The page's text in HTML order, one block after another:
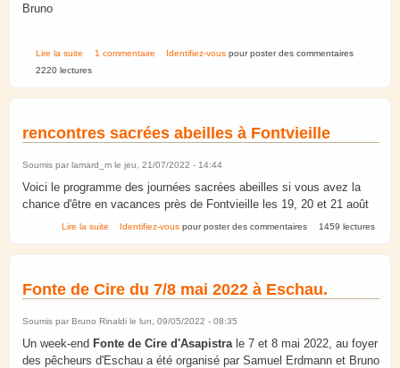
Bruno
Lire la suite de Stand à la Fête de la science 7-9 octobre Lingolsheim
1 commentaire Identifiez-vous pour poster des commentaires
2220 lectures
rencontres sacrées abeilles à Fontvieille
Soumis par lamard_m le jeu, 21/07/2022 - 14:44
Voici le programme des journées sacrées abeilles si vous avez la
chance d'être en vacances près de Fontvieille les 19, 20 et 21 août
Lire la suite de rencontres sacrées abeilles à Fontvieille
Identifiez-vous pour poster des commentaires 1459 lectures
Fonte de Cire du 7/8 mai 2022 à Eschau.
Soumis par Bruno Rinaldi le lun, 09/05/2022 - 08:35
Un week-end Fonte de Cire d'Asapistra le 7 et 8 mai 2022, au foyer
des pêcheurs d'Eschau a été organisé par Samuel Erdmann et Bruno